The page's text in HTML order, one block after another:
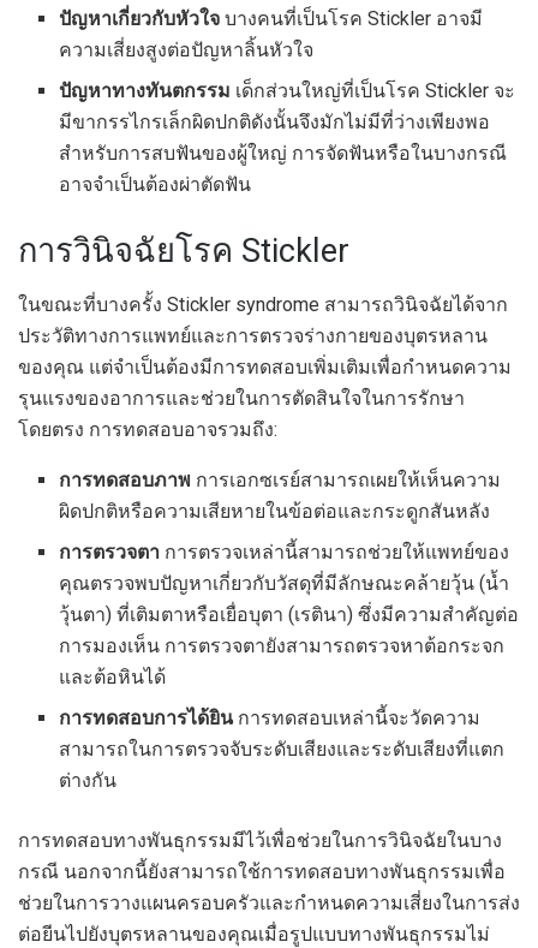
ปัญหาเกี่ยวกับหัวใจ บางคนที่เป็นโรค Stickler อาจมี
ความเสี่ยงสูงต่อปัญหาลิ้นหัวใจ
ปัญหาทางทันตกรรม เด็กส่วนใหญ่ที่เป็นโรค Stickler จะ
มีขากรรไกรเล็กผิดปกติดังนั้นจึงมักไม่มีที่ว่างเพียงพอ
สำหรับการสบฟันของผู้ใหญ่ การจัดฟันหรือในบางกรณี
อาจจำเป็นต้องผ่าตัดฟัน
การวินิจฉัยโรค Stickler
ในขณะที่บางครั้ง Stickler syndrome สามารถวินิจฉัยได้จาก
ประวัติทางการแพทย์และการตรวจร่างกายของบุตรหลาน
ของคุณ แต่จำเป็นต้องมีการทดสอบเพิ่มเติมเพื่อกำหนดความ
รุนแรงของอาการและช่วยในการตัดสินใจในการรักษา
โดยตรง การทดสอบอาจรวมถึง:
การทดสอบภาพ การเอกซเรย์สามารถเผยให้เห็นความ
ผิดปกติหรือความเสียหายในข้อต่อและกระดูกสันหลัง
การตรวจตา การตรวจเหล่านี้สามารถช่วยให้แพทย์ของ
คุณตรวจพบปัญหาเกี่ยวกับวัสดุที่มีลักษณะคล้ายวุ้น (น้ำ
วุ้นตา) ที่เติมตาหรือเยื่อบุตา (เรตินา) ซึ่งมีความสำคัญต่อ
การมองเห็น การตรวจตายังสามารถตรวจหาต้อกระจก
และต้อหินได้
การทดสอบการได้ยินการทดสอบเหล่านี้จะวัดความ
สามารถในการตรวจจับระดับเสียงและระดับเสียงที่แตก
ต่างกัน
การทดสอบทางพันธุกรรมมีไว้เพื่อช่วยในการวินิจฉัยในบาง
กรณี นอกจากนี้ยังสามารถใช้การทดสอบทางพันธุกรรมเพื่อ
ช่วยในการวางแผนครอบครัวและกำหนดความเสี่ยงในการส่ง
ต่อยีนไปยังบุตรหลานของคุณเมื่อรูปแบบทางพันธุกรรมไม่